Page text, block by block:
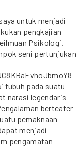
untuk menjadi
pengkajian
Psikologi.
seni pertunjukan
tubuh pada suatu
narasi legendaris
berteater
pemaknaan
menjadi
pengamatan